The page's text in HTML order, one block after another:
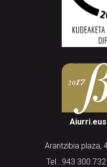
Arantzibia plaza,
Tel.: 943 300